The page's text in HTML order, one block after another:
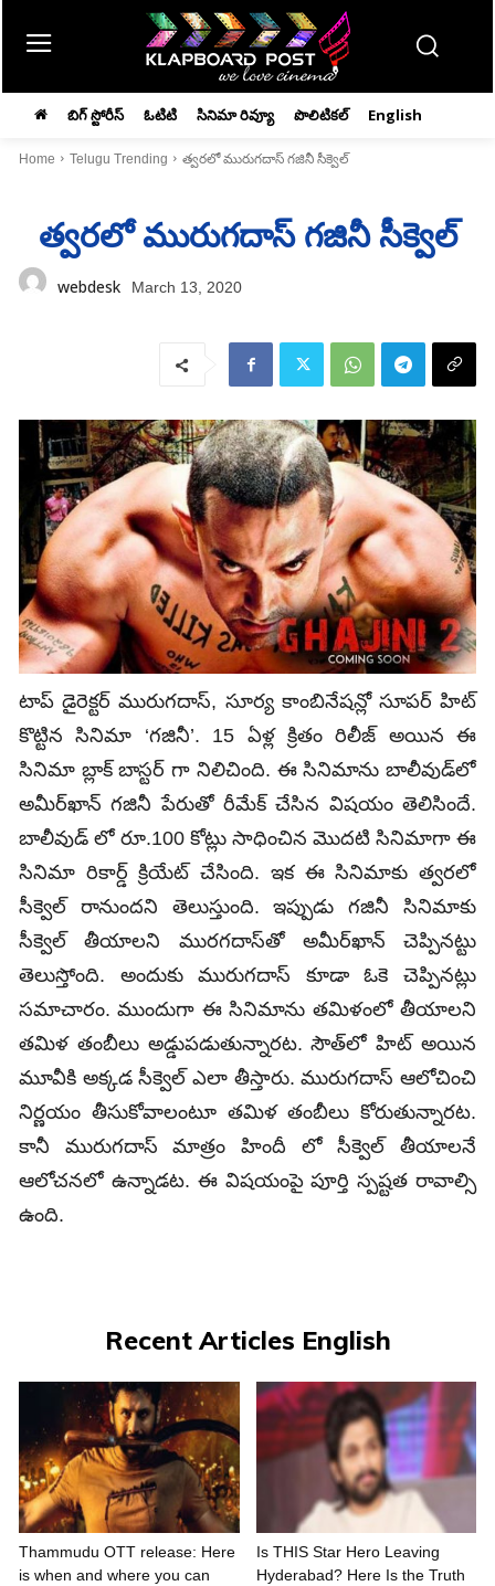
బిగ్ స్టోరీస్ ఓటిటి సినిమా రివ్యూ పొలిటికల్ English
Home Telugu Trending త్వరలో మురుగదాస్ గజినీ సీక్వెల్
త్వరలో మురుగదాస్ గజినీ సీక్వెల్
webdesk March 13, 2020
టాప్ డైరెక్టర్ మురుగదాస్, సూర్య కాంబినేషన్లో సూపర్ హిట్
కొట్టిన సినిమా ‘గజినీ’. 15 ఏళ్ల క్రితం రిలీజ్ అయిన ఈ
సినిమా బ్లాక్ బాస్టర్ గా నిలిచింది. ఈ సినిమాను బాలీవుడ్‌లో
అమీర్‌ఖాన్ గజినీ పేరుతో రీమేక్ చేసిన విషయం తెలిసిందే.
బాలీవుడ్ లో రూ.100 కోట్లు సాధించిన మొదటి సినిమాగా ఈ
సినిమా రికార్డ్ క్రియేట్ చేసింది. ఇక ఈ సినిమాకు త్వరలో
సీక్వెల్ రానుందని తెలుస్తుంది. ఇప్పుడు గజినీ సినిమాకు
సీక్వెల్ తీయాలని మురగదాస్‌తో అమీర్‌ఖాన్‌ చెప్పినట్టు
తెలుస్తోంది. అందుకు మురుగదాస్ కూడా ఓకె చెప్పినట్లు
సమాచారం. ముందుగా ఈ సినిమాను తమిళంలో తీయాలని
తమిళ తంబీలు అడ్డుపడుతున్నారట. సౌత్‌లో హిట్ అయిన
మూవీకి అక్కడ సీక్వెల్ ఎలా తీస్తారు. మురుగదాస్ ఆలోచించి
నిర్ణయం తీసుకోవాలంటూ తమిళ తంబీలు కోరుతున్నారట.
కానీ మురుగదాస్ మాత్రం హిందీ లో సీక్వెల్ తీయాలనే
ఆలోచనలో ఉన్నాడట. ఈ విషయంపై పూర్తి స్పష్టత రావాల్సి
ఉంది.
Recent Articles English
Thammudu OTT release: Here
is when and where you can
Is THIS Star Hero Leaving
Hyderabad? Here Is the Truth